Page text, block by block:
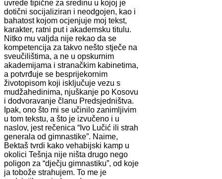
uvrede tipične za sredinu u kojoj je
dotični socijaliziran i neodgojen, kao i
bahatost kojom ocjenjuje moj tekst,
karakter, ratni put i akademsku titulu.
Nitko mu valjda nije rekao da se
kompetencija za takvo nešto stječe na
sveučilištima, a ne u opskurnim
akademijama i stranačkim kabinetima,
a potvrđuje se besprijekornim
životopisom koji isključuje vezu s
mudžahedinima, njuškanje po Kosovu
i dodvoravanje članu Predsjedništva.
Ipak, ono što mi se učinilo zanimljivim
u tom tekstu, a što je izvučeno i u
naslov, jest rečenica “Ivo Lučić ili strah
generala od gimnastike”. Naime,
Bektaš tvrdi kako vehabijski kamp u
okolici Tešnja nije ništa drugo nego
poligon za “dječju gimnastiku”, od koje
ja tobože strahujem. To me je